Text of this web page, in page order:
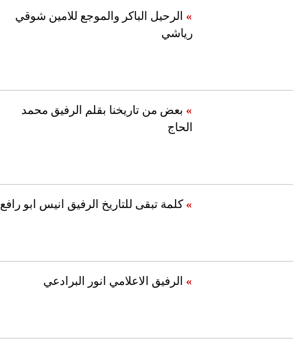
» الرحيل الباكر والموجع للامين شوقي
رياشي
» بعض من تاريخنا بقلم الرفيق محمد
الحاج
» كلمة تبقى للتاريخ الرفيق انيس ابو رافع
» الرفيق الاعلامي انور البرادعي